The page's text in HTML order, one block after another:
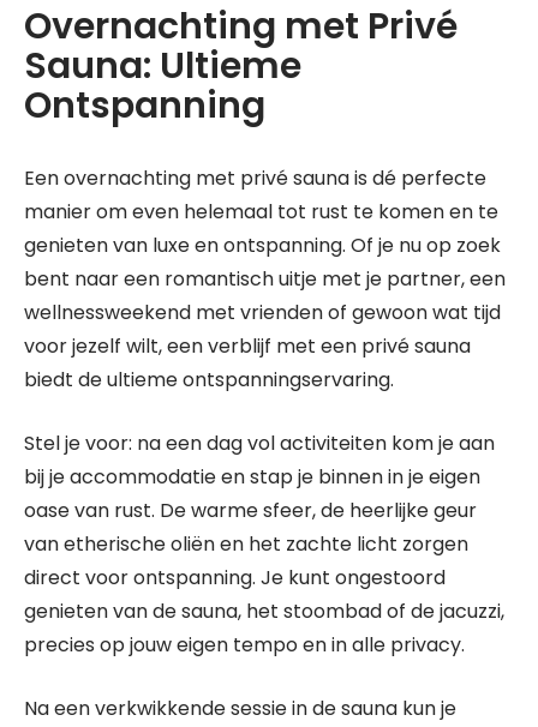
Overnachting met Privé
Sauna: Ultieme
Ontspanning
Een overnachting met privé sauna is dé perfecte
manier om even helemaal tot rust te komen en te
genieten van luxe en ontspanning. Of je nu op zoek
bent naar een romantisch uitje met je partner, een
wellnessweekend met vrienden of gewoon wat tijd
voor jezelf wilt, een verblijf met een privé sauna
biedt de ultieme ontspanningservaring.
Stel je voor: na een dag vol activiteiten kom je aan
bij je accommodatie en stap je binnen in je eigen
oase van rust. De warme sfeer, de heerlijke geur
van etherische oliën en het zachte licht zorgen
direct voor ontspanning. Je kunt ongestoord
genieten van de sauna, het stoombad of de jacuzzi,
precies op jouw eigen tempo en in alle privacy.
Na een verkwikkende sessie in de sauna kun je